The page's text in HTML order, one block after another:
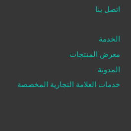
اتصل بنا
الخدمة
معرض المنتجات
المدونة
خدمات العلامة التجارية المخصصة